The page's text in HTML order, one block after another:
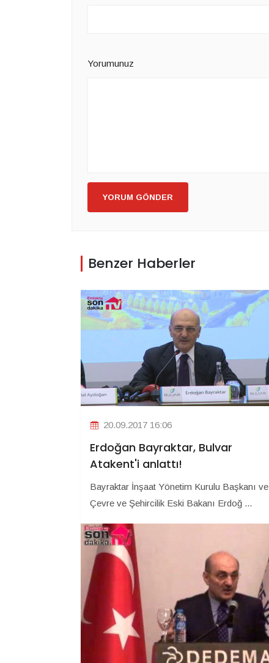
Yorumunuz
YORUM GÖNDER
Benzer Haberler
20.09.2017 16:06
Erdoğan Bayraktar, Bulvar
Atakent'i anlattı!
Bayraktar İnşaat Yönetim Kurulu Başkanı ve
Çevre ve Şehircilik Eski Bakanı Erdoğ ...